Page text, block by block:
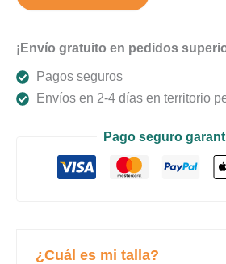
¡Envío gratuito en pedidos
Pagos seguros
Envíos en 2-4 días en territorio
Pago seguro
¿Cuál es mi talla?